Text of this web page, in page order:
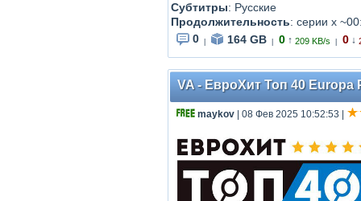
Субтитры: Русские
Продолжительность: серии x
0
164 GB 0 ↑ 209 KB/s 0 ↓
VA - ЕвроХит Топ 40 Europa
maykov | 08 Фев 2025 10:52:53